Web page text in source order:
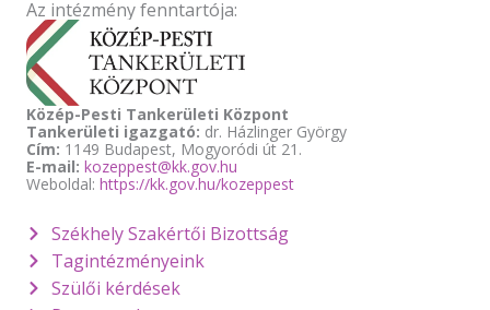
Az intézmény fenntartója:
Közép-Pesti Tankerületi Központ
Tankerületi igazgató: dr. Házlinger György
Cím: 1149 Budapest, Mogyoródi út 21.
E-mail: kozeppest@kk.gov.hu
Weboldal: https://kk.gov.hu/kozeppest
Székhely Szakértői Bizottság
Tagintézményeink
Szülői kérdések